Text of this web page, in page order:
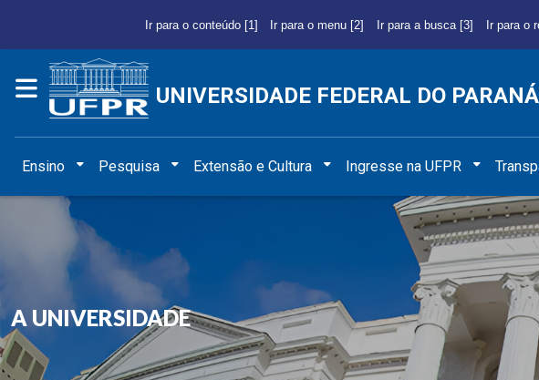
Ir para o conteúdo [1] Ir para o menu [2] Ir para a busca [3] Ir para o
UNIVERSIDADE FEDERAL DO PARANÁ
Ensino Pesquisa Extensão e Cultura Ingresse na UFPR
A UNIVERSIDADE